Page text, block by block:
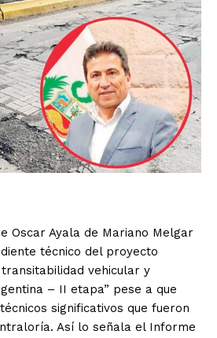
Oscar Ayala de Mariano Melgar
técnico del proyecto
vehicular y
– II etapa” pese a que
significativos que fueron
Así lo señala el Informe